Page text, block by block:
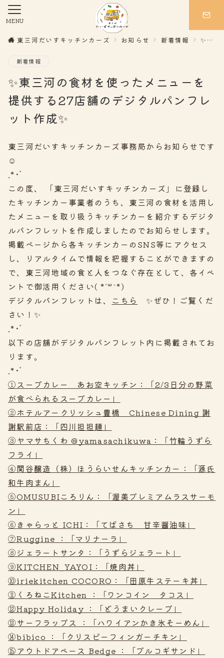
MENU
東三河だいすキッチンカーズ お知らせ 新着情報 ✨東三河の食材を使ったメニューを提供する27店舗のデジタルパンフレット作成✨
新着情報
✨東三河の食材を使ったメニューを
提供する27店舗のデジタルパンフレ
ット作成✨
東三河だいすキッチンカーズ事務局からお知らせです
☺︎
.*･ﾟ
この度、 「東三河だいすキッチンカーズ」に登録し
たキッチンカー事業者のうち、東三河の食材を活用し
たメニューを取り扱うキッチンカーを紹介するデジタ
ルパンフレットを作成しましたのでお知らせします。
掲載ページから各キッチンカーのSNS等にアクセス
し、リアルタイムで情報を把握することができますの
で、東三河地域の食と人をつなぐ存在として、各イベ
ントで御活用ください( *´꒳`*)
デジタルパンフレットは、 こちら
✨ぜひ！ご覧くだ
さい！✨
.*･ﾟ
以下の店舗がデジタルパンフレット内に掲載されてお
ります。
.*･ﾟ
①スープカレー あお空キッチン：「2/3日分の野菜
が食べられるスープカレー」
②ホテルアークリッシュ豊橋 Chinese Dining 謝
謝駅前店：「四川担担麺」
③ヤマサちくわ @yamasachikuwa：「竹輪うずら
フライ」
④関谷醸造（株）ほうらいせんキッチンカー：「源氏
和牛肉まん」
⑤OMUSUBIころりん：「渥美プレミアムラスサーモ
ン」
⑥きゃらっと ICHI：「てばさち 甘辛醤油味」
⑦Ruggine ：「マリナーラ」
⑧ジェラートサンタ：「うずらジェラート」
⑨KITCHEN_YAYOI：「焼肉丼」
⑩iriekitchen COCORO：「田原牛ステーキ丼」
⑪くろねこKitchen ：「ワンコイン タコス」
⑫Happy Holiday ：「どうまいクレープ」
⑬サーフラップス ：「ハワイアンかき氷そーめん」
⑭bibico ：「クリスピーフィンガーチキン」
⑮アウトドアベース Bedge ：「プルコギサンド」